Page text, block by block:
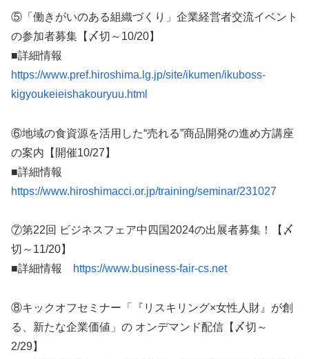
⑤「働きがいのある組織づくり」企業経営者交流イベント
の参加者募集【〆切～10/20】
■詳細情報
https://www.pref.hiroshima.lg.jp/site/ikumen/ikuboss-
kigyoukeieishakouryuu.html
⑥地域の食資源を活用した“売れる”商品開発の進め方講座
の案内【開催10/27】
■詳細情報
https://www.hiroshimacci.or.jp/training/seminar/231027
⑦第22回 ビジネスフェア中四国2024の出展者募集！【〆
切～11/20】
■詳細情報
https://www.business-fair-cs.net
⑧キックオフセミナー「『リスキリング×女性人財』が創
る、新たな企業価値」の オンデマンド配信【〆切～
2/29】